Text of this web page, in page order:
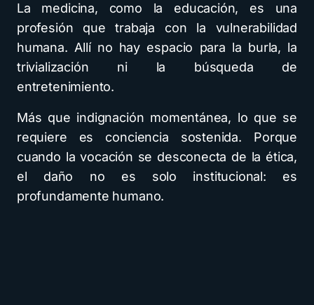
La medicina, como la educación, es una
profesión que trabaja con la vulnerabilidad
humana. Allí no hay espacio para la burla, la
trivialización ni la búsqueda de
entretenimiento.
Más que indignación momentánea, lo que se
requiere es conciencia sostenida. Porque
cuando la vocación se desconecta de la ética,
el daño no es solo institucional: es
profundamente humano.